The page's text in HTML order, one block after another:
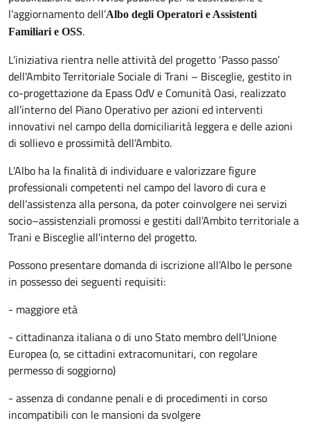
l’aggiornamento dell’Albo degli Operatori e Assistenti
Familiari e OSS.
L’iniziativa rientra nelle attività del progetto ‘Passo passo’
dell'Ambito Territoriale Sociale di Trani – Bisceglie, gestito in
co-progettazione da Epass OdV e Comunità Oasi, realizzato
all’interno del Piano Operativo per azioni ed interventi
innovativi nel campo della domiciliarità leggera e delle azioni
di sollievo e prossimità dell’Ambito.
L’Albo ha la finalità di individuare e valorizzare figure
professionali competenti nel campo del lavoro di cura e
dell’assistenza alla persona, da poter coinvolgere nei servizi
socio–assistenziali promossi e gestiti dall’Ambito territoriale a
Trani e Bisceglie all’interno del progetto.
Possono presentare domanda di iscrizione all’Albo le persone
in possesso dei seguenti requisiti:
- maggiore età
- cittadinanza italiana o di uno Stato membro dell’Unione
Europea (o, se cittadini extracomunitari, con regolare
permesso di soggiorno)
- assenza di condanne penali e di procedimenti in corso
incompatibili con le mansioni da svolgere